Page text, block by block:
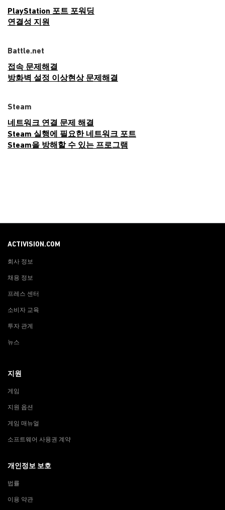
PlayStation 포트 포워딩
연결성 지원
Battle.net
접속 문제해결
방화벽 설정 이상현상 문제해결
Steam
네트워크 연결 문제 해결
Steam 실행에 필요한 네트워크 포트
Steam을 방해할 수 있는 프로그램
ACTIVISION.COM
회사 정보
채용 정보
프레스 센터
소비자 교육
투자 관계
뉴스
지원
게임
지원 옵션
게임 매뉴얼
소프트웨어 사용권 계약
개인정보 보호
법률
이용 약관